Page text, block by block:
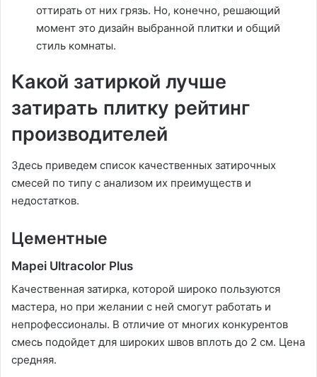
оттирать от них грязь. Но, конечно, решающий
момент это дизайн выбранной плитки и общий
стиль комнаты.
Какой затиркой лучше
затирать плитку рейтинг
производителей
Здесь приведем список качественных затирочных
смесей по типу с анализом их преимуществ и
недостатков.
Цементные
Mapei Ultracolor Plus
Качественная затирка, которой широко пользуются
мастера, но при желании с ней смогут работать и
непрофессионалы. В отличие от многих конкурентов
смесь подойдет для широких швов вплоть до 2 см. Цена
средняя.